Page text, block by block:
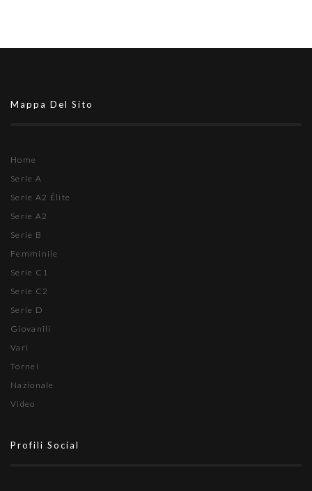
Mappa Del Sito
Home
Serie A
Serie A2 Élite
Serie A2
Serie B
Femminile
Serie C1
Serie C2
Serie D
Giovanili
Vari
Tornei
Nazionale
Video
Profili Social